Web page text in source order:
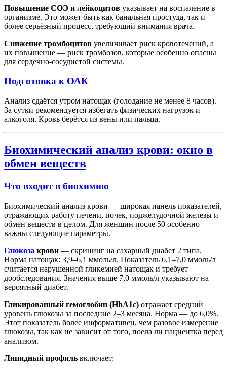
Повышение СОЭ и лейкоцитов указывает на воспаление в
организме. Это может быть как банальная простуда, так и
более серьёзный процесс, требующий внимания врача.
Снижение тромбоцитов увеличивает риск кровотечений, а
их повышение — риск тромбозов, которые особенно опасны
для сердечно-сосудистой системы.
Подготовка к ОАК
Анализ сдаётся утром натощак (голодание не менее 8 часов).
За сутки рекомендуется избегать физических нагрузок и
алкоголя. Кровь берётся из вены или пальца.
Биохимический анализ крови: окно в
обмен веществ
Что входит в биохимию
Биохимический анализ крови — широкая панель показателей,
отражающих работу печени, почек, поджелудочной железы и
обмен веществ в целом. Для женщин после 50 особенно
важны следующие параметры.
Глюкоза крови — скрининг на сахарный диабет 2 типа.
Норма натощак: 3,9–6,1 ммоль/л. Показатель 6,1–7,0 ммоль/л
считается нарушенной гликемией натощак и требует
дообследования. Значения выше 7,0 ммоль/л указывают на
вероятный диабет.
Гликированный гемоглобин (HbA1c) отражает средний
уровень глюкозы за последние 2–3 месяца. Норма — до 6,0%.
Этот показатель более информативен, чем разовое измерение
глюкозы, так как не зависит от того, поела ли пациентка перед
анализом.
Липидный профиль включает: